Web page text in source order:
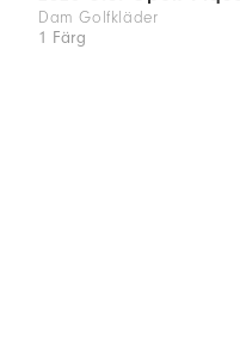
Dam Golfkläder
1 Färg